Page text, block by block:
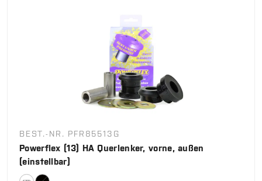
BEST.-NR. PFR85513G
Powerflex (13) HA Querlenker, vorne, außen
(einstellbar)